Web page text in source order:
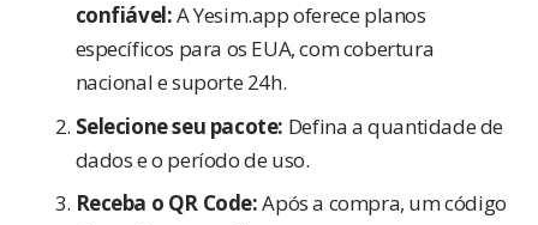
confiável:A Yesim.app oferece planos
específicos para os EUA, com cobertura
nacional e suporte 24h.
Selecione seu pacote: Defina a quantidade de
dados e o período de uso.
Receba o QR Code:Após a compra, um código